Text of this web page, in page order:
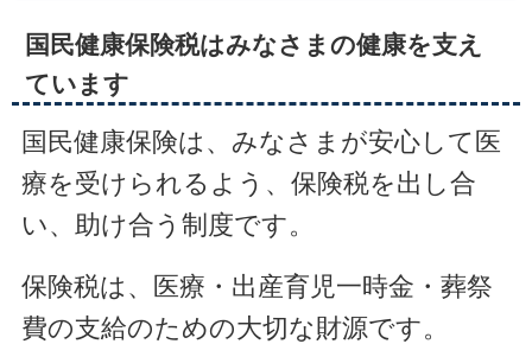
国民健康保険税はみなさまの健康を支え
ています
国民健康保険は、みなさまが安心して医
療を受けられるよう、保険税を出し合
い、助け合う制度です。
保険税は、医療・出産育児一時金・葬祭
費の支給のための大切な財源です。